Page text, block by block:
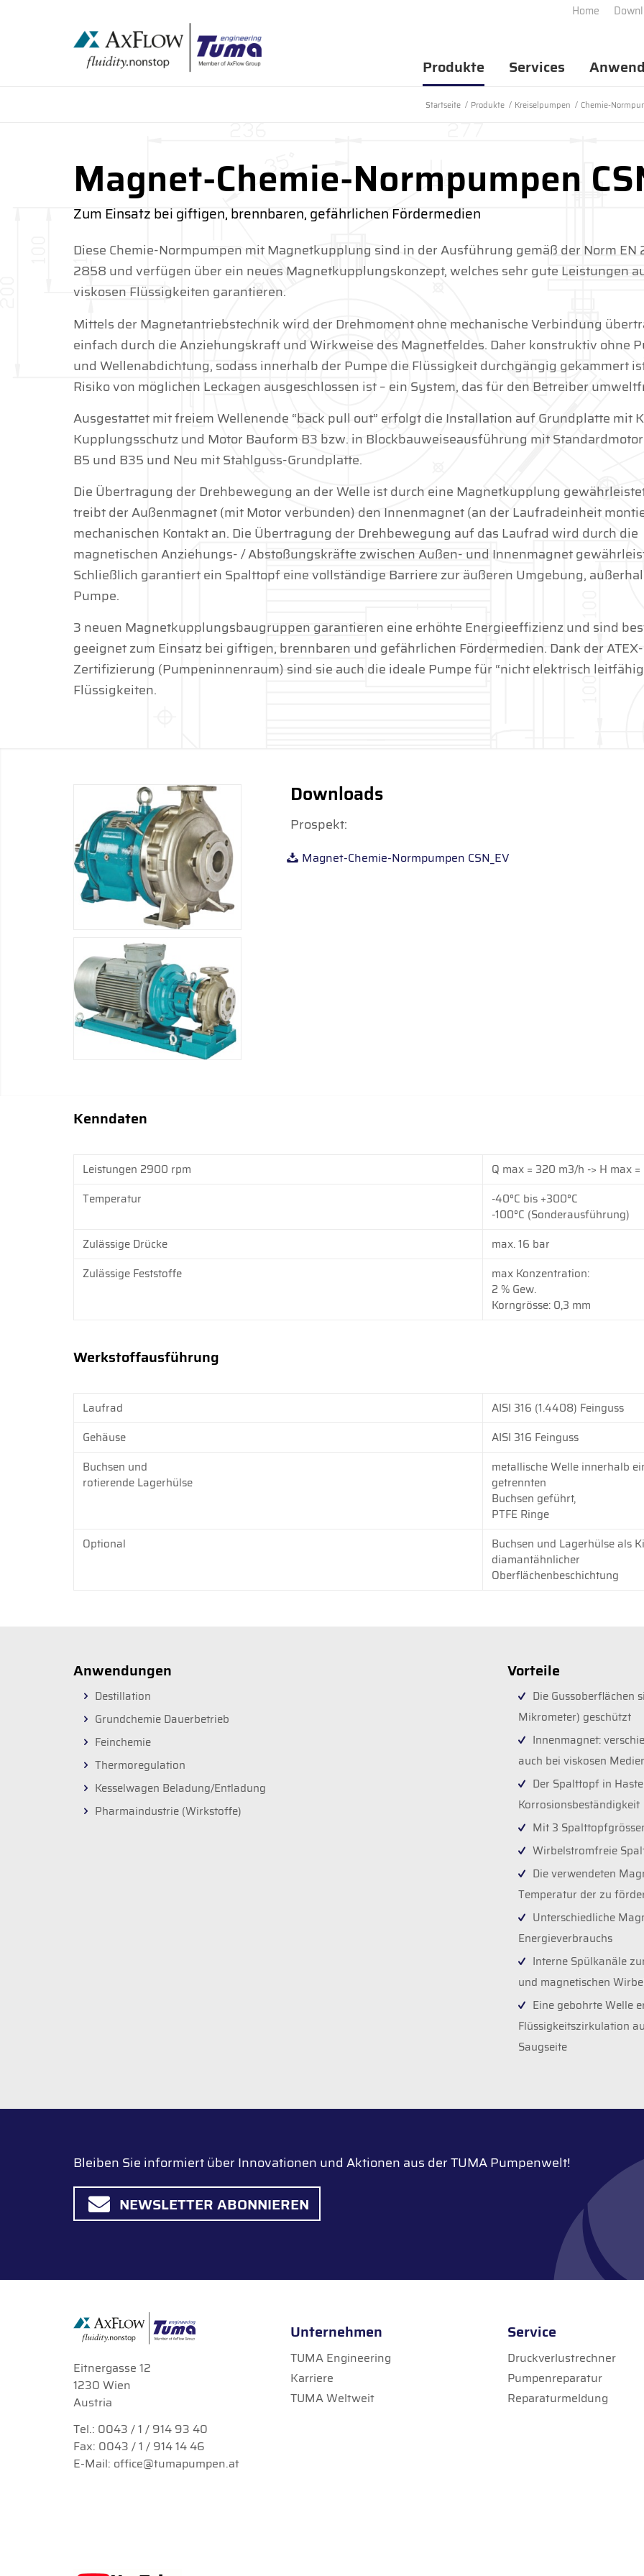
Home
Produkte Services
Startseite / Produkte / Kreiselpumpen / Chemie-
Magnet-Chemie-Normpumpen
Zum Einsatz bei giftigen, brennbaren, gefährlichen Fördermedien
Diese Chemie-Normpumpen mit Magnetkupplung sind in der Ausführung gemäß der Norm EN
2858 und verfügen über ein neues Magnetkupplungskonzept, welches sehr gute Leistungen
viskosen Flüssigkeiten garantieren.
Mittels der Magnetantriebstechnik wird der Drehmoment ohne mechanische Verbindung
einfach durch die Anziehungskraft und Wirkweise des Magnetfeldes. Daher konstruktiv ohne
und Wellenabdichtung, sodass innerhalb der Pumpe die Flüssigkeit durchgängig gekammert
Risiko von möglichen Leckagen ausgeschlossen ist – ein System, das für den Betreiber
Ausgestattet mit freiem Wellenende “back pull out” erfolgt die Installation auf Grundplatte mit
Kupplungsschutz und Motor Bauform B3 bzw. in Blockbauweiseausführung mit
B5 und B35 und Neu mit Stahlguss-Grundplatte.
Die Übertragung der Drehbewegung an der Welle ist durch eine Magnetkupplung
treibt der Außenmagnet (mit Motor verbunden) den Innenmagnet (an der Laufradeinheit
mechanischen Kontakt an. Die Übertragung der Drehbewegung auf das Laufrad wird durch die
magnetischen Anziehungs- / Abstoßungskräfte zwischen Außen- und Innenmagnet
Schließlich garantiert ein Spalttopf eine vollständige Barriere zur äußeren Umgebung,
Pumpe.
3 neuen Magnetkupplungsbaugruppen garantieren eine erhöhte Energieeffizienz und sind
geeignet zum Einsatz bei giftigen, brennbaren und gefährlichen Fördermedien. Dank der ATEX-
Zertifizierung (Pumpeninnenraum) sind sie auch die ideale Pumpe für “nicht elektrisch
Flüssigkeiten.
Downloads
Prospekt:
Magnet-Chemie-Normpumpen CSN_EV
Kenndaten
Leistungen 2900 rpm
Q max = 320 m3/h -> H max
Temperatur
-40°C bis +300°C
-100°C (Sonderausführung)
Zulässige Drücke
max. 16 bar
Zulässige Feststoffe
max Konzentration:
2 % Gew.
Korngrösse: 0,3 mm
Werkstoffausführung
Laufrad
AISI 316 (1.4408) Feinguss
Gehäuse
AISI 316 Feinguss
Buchsen und
rotierende Lagerhülse
metallische Welle innerhalb
getrennten
Buchsen geführt,
PTFE Ringe
Optional
Buchsen und Lagerhülse als
diamantähnlicher
Oberflächenbeschichtung
Anwendungen
Destillation
Grundchemie Dauerbetrieb
Feinchemie
Thermoregulation
Kesselwagen Beladung/Entladung
Pharmaindustrie (Wirkstoffe)
Vorteile
Die Gussoberflächen
Mikrometer) geschützt
Innenmagnet:
auch bei viskosen
Der Spalttopf in
Korrosionsbeständigkeit
Mit 3
Wirbelstromfreie
Die verwendeten
Temperatur der zu
Unterschiedliche
Energieverbrauchs
Interne Spülkanäle
und magnetischen
Eine gebohrte Welle
Flüssigkeitszirkulation
Saugseite
Bleiben Sie informiert über Innovationen und Aktionen aus der TUMA Pumpenwelt!
NEWSLETTER ABONNIEREN
Eitnergasse 12
1230 Wien
Austria
Tel.: 0043 / 1 / 914 93 40
Fax: 0043 / 1 / 914 14 46
E-Mail: office@tumapumpen.at
Unternehmen
TUMA Engineering
Karriere
TUMA Weltweit
Service
Druckverlustrechner
Pumpenreparatur
Reparaturmeldung